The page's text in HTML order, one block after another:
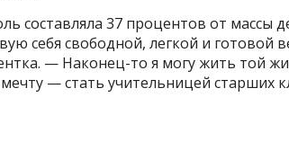
составляла 37 процентов от массы
себя свободной, легкой и готовой
— Наконец-то я могу жить той
— стать учительницей старших